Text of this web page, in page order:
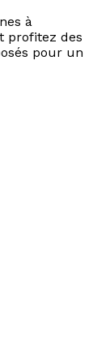
à
profitez des
pour un